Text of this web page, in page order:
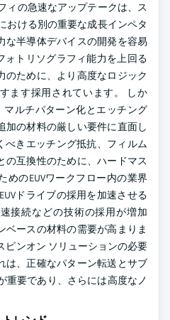
ィの急速なアップテークは、ス
おける別の重要な成長インペタ
な半導体デバイスの開発を容易
ォトリソグラフィ能力を上回る
のために、より高度なロジック
ます採用されています。 しか
マルチパターン化とエッチング
加の材料の厳しい要件に直面し
べきエッチング抵抗、フィルム
の互換性のために、ハードマス
めのEUVワークフロー内の業界
ドライブの採用を加速させる
接続などの技術の採用が増加
ベースの材料の需要が高まりま
ピンオン ソリューションの必要
は、正確なパターン転送とサブ
重要であり、さらには高度なノ